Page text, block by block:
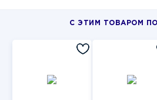
С ЭТИМ ТОВАРОМ